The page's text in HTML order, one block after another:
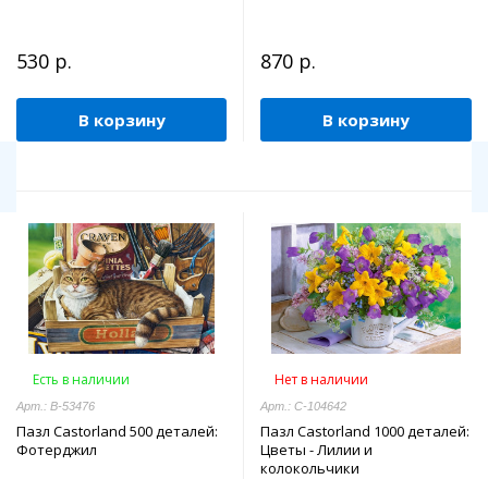
530 р.
В корзину
870 р.
В корзину
Есть в наличии
Арт.: B-53476
Пазл Castorland 500 деталей:
Фотерджил
Нет в наличии
Арт.: C-104642
Пазл Castorland 1000 деталей:
Цветы - Лилии и
колокольчики